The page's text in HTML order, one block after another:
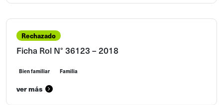
Rechazado
Ficha Rol N° 36123 – 2018
Bien familiar Familia
ver más